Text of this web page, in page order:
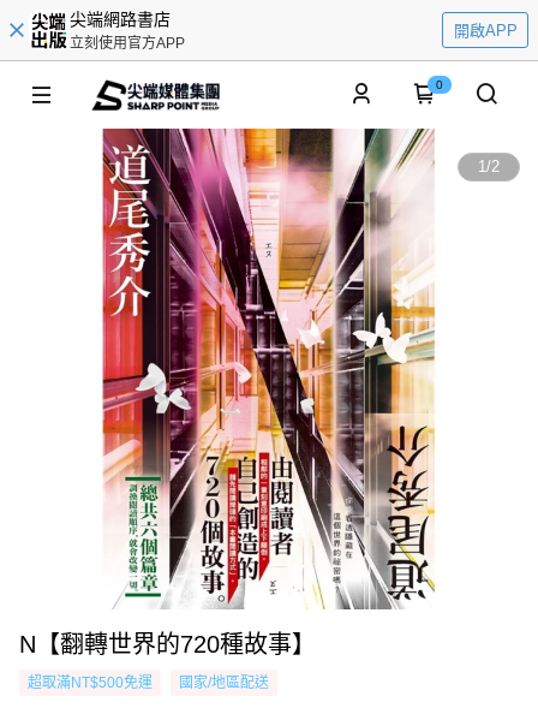
尖端網路書店
立刻使用官方APP
開啟APP
0
1/2
N【翻轉世界的720種故事】
超取滿NT$500免運 國家/地區配送